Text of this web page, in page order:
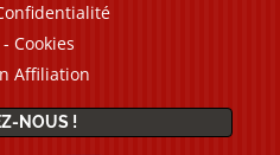
- Cookies
Affiliation
NOUS !